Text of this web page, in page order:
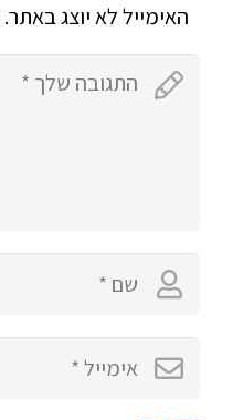
האימייל לא יוצג באתר.